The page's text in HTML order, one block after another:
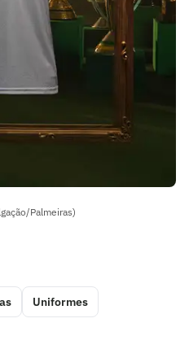
Palmeiras)
Uniformes